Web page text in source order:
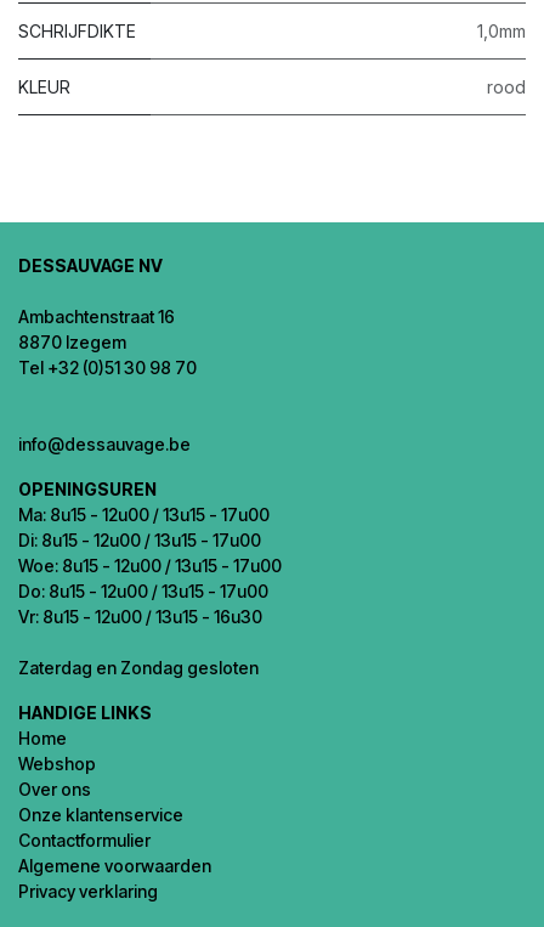
SCHRIJFDIKTE 1,0mm
KLEUR rood
DESSAUVAGE NV
Ambachtenstraat 16
8870 Izegem
Tel +32 (0)51 30 98 70
info@dessauvage.be
OPENINGSUREN
Ma: 8u15 - 12u00 / 13u15 - 17u00
Di: 8u15 - 12u00 / 13u15 - 17u00
Woe: 8u15 - 12u00 / 13u15 - 17u00
Do: 8u15 - 12u00 / 13u15 - 17u00
Vr: 8u15 - 12u00 / 13u15 - 16u30
Zaterdag en Zondag gesloten
HANDIGE LINKS
Home
Webshop
Over ons
Onze klantenservice
Contactformulier
Algemene voorwaarden
Privacy verklaring